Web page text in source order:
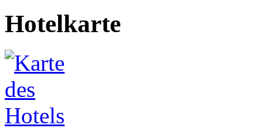
Hotelkarte